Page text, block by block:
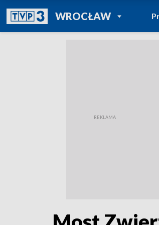
WROCŁAWPOWRÓT DO
TVP REGIONY